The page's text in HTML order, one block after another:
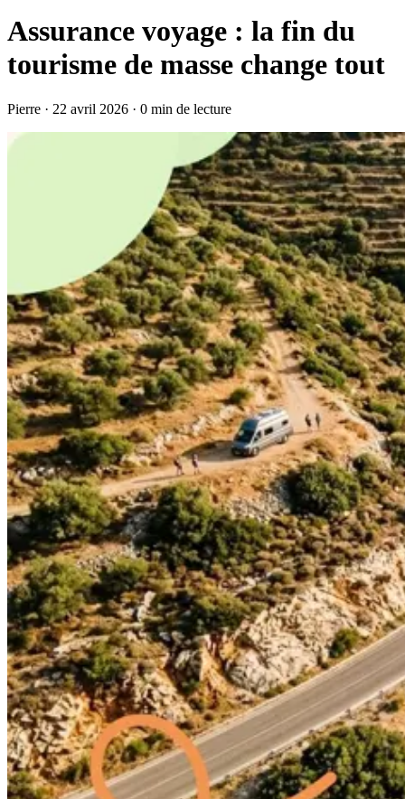
Assurance voyage : la fin du
tourisme de masse change tout
Pierre · 22 avril 2026 · 0 min de lecture